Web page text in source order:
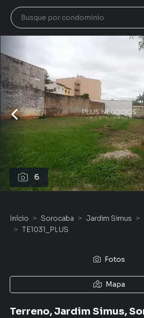
6
Início Sorocaba Jardim Simus
TE1031_PLUS
Fotos
Mapa
Terreno, Jardim Simus,